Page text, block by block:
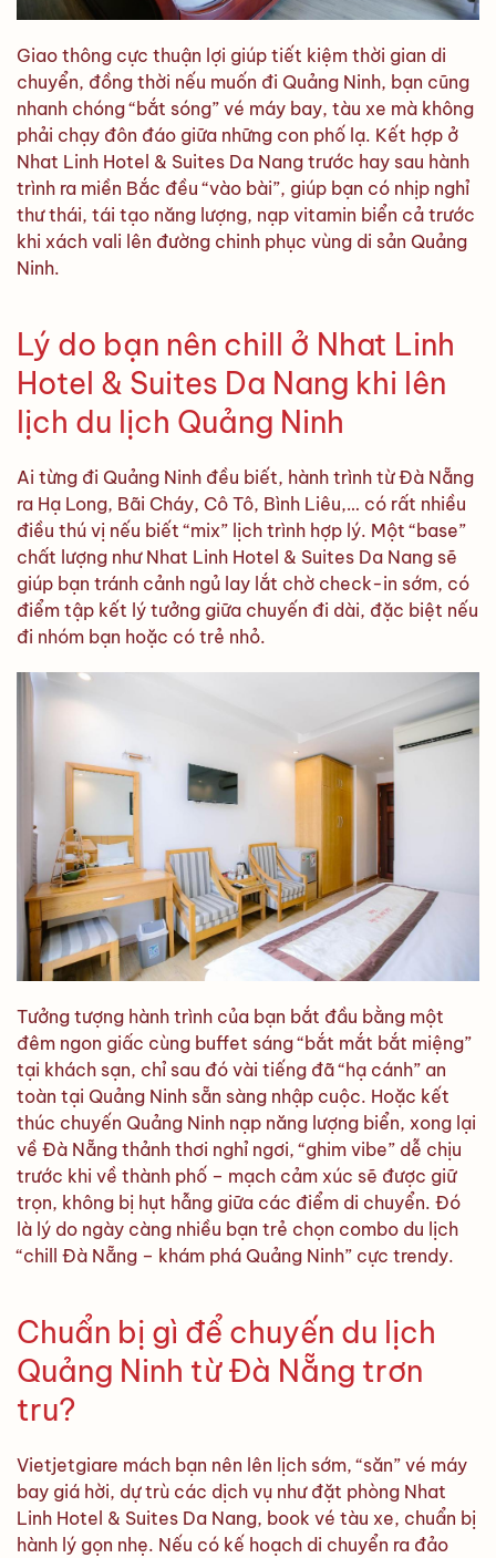
Giao thông cực thuận lợi giúp tiết kiệm thời gian di
chuyển, đồng thời nếu muốn đi Quảng Ninh, bạn cũng
nhanh chóng “bắt sóng” vé máy bay, tàu xe mà không
phải chạy đôn đáo giữa những con phố lạ. Kết hợp ở
Nhat Linh Hotel & Suites Da Nang trước hay sau hành
trình ra miền Bắc đều “vào bài”, giúp bạn có nhịp nghỉ
thư thái, tái tạo năng lượng, nạp vitamin biển cả trước
khi xách vali lên đường chinh phục vùng di sản Quảng
Ninh.
Lý do bạn nên chill ở Nhat Linh
Hotel & Suites Da Nang khi lên
lịch du lịch Quảng Ninh
Ai từng đi Quảng Ninh đều biết, hành trình từ Đà Nẵng
ra Hạ Long, Bãi Cháy, Cô Tô, Bình Liêu,… có rất nhiều
điều thú vị nếu biết “mix” lịch trình hợp lý. Một “base”
chất lượng như Nhat Linh Hotel & Suites Da Nang sẽ
giúp bạn tránh cảnh ngủ lay lắt chờ check-in sớm, có
điểm tập kết lý tưởng giữa chuyến đi dài, đặc biệt nếu
đi nhóm bạn hoặc có trẻ nhỏ.
Tưởng tượng hành trình của bạn bắt đầu bằng một
đêm ngon giấc cùng buffet sáng “bắt mắt bắt miệng”
tại khách sạn, chỉ sau đó vài tiếng đã “hạ cánh” an
toàn tại Quảng Ninh sẵn sàng nhập cuộc. Hoặc kết
thúc chuyến Quảng Ninh nạp năng lượng biển, xong lại
về Đà Nẵng thảnh thơi nghỉ ngơi, “ghim vibe” dễ chịu
trước khi về thành phố – mạch cảm xúc sẽ được giữ
trọn, không bị hụt hẫng giữa các điểm di chuyển. Đó
là lý do ngày càng nhiều bạn trẻ chọn combo du lịch
“chill Đà Nẵng – khám phá Quảng Ninh” cực trendy.
Chuẩn bị gì để chuyến du lịch
Quảng Ninh từ Đà Nẵng trơn
tru?
Vietjetgiare mách bạn nên lên lịch sớm, “săn” vé máy
bay giá hời, dự trù các dịch vụ như đặt phòng Nhat
Linh Hotel & Suites Da Nang, book vé tàu xe, chuẩn bị
hành lý gọn nhẹ. Nếu có kế hoạch di chuyển ra đảo